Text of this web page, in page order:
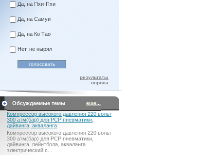
Да, на Пхи-Пхи
Да, на Самуи
Да, на Ко Тао
Нет, не нырял
результаты
опроса
Обсуждаемые темы
еще...
Компрессор высокого давления 220 вольт
300 атм(бар) для PCP пневматики,
дайвинга, акваланга
Компрессор высокого давления 220 вольт
300 атм(бар) для PCP пневматики,
дайвинга, пейнтбола, акваланга
электрический c...